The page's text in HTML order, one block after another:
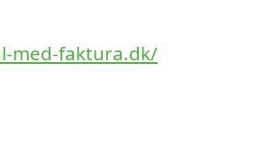
med-faktura.dk/